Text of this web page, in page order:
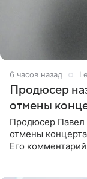
6 часов назад
Продюсер
отмены
Продюсер Павел
отмены
Его